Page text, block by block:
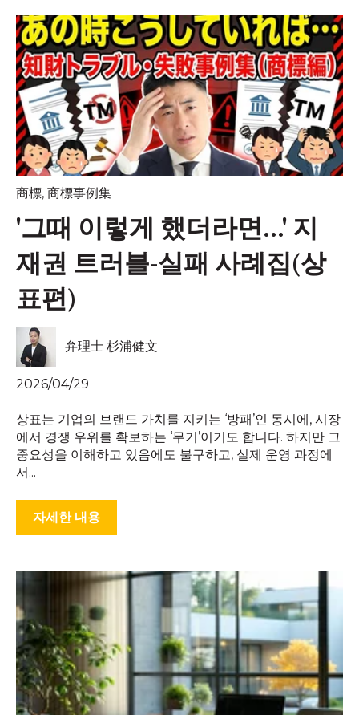
商標, 商標事例集
'그때 이렇게 했더라면...' 지
재권 트러블-실패 사례집(상
표편)
弁理士 杉浦健文
2026/04/29
상표는 기업의 브랜드 가치를 지키는 ‘방패’인 동시에, 시장
에서 경쟁 우위를 확보하는 ‘무기’이기도 합니다. 하지만 그
중요성을 이해하고 있음에도 불구하고, 실제 운영 과정에
서...
자세한 내용